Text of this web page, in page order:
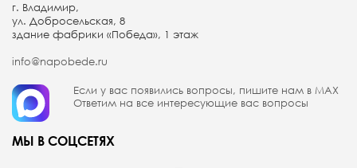
г. Владимир,
ул. Добросельская, 8
здание фабрики «Победа», 1 этаж
info@napobede.ru
Если у вас появились вопросы, пишите нам в МАX
Ответим на все интересующие вас вопросы
МЫ В СОЦСЕТЯХ